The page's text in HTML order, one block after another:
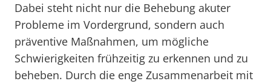
Dabei steht nicht nur die Behebung akuter
Probleme im Vordergrund, sondern auch
präventive Maßnahmen, um mögliche
Schwierigkeiten frühzeitig zu erkennen und zu
beheben. Durch die enge Zusammenarbeit mit